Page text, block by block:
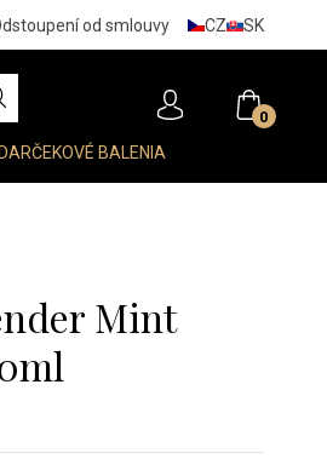
od smlouvy CZ SK
0
DARČEKOVÉ BALENIA
Mint